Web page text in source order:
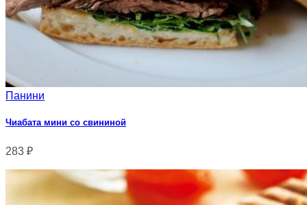
Панини
Чиабата мини со свининой
283 ₽